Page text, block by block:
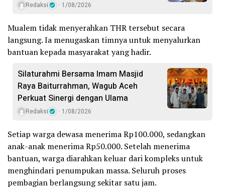
Redaksi 1/08/2026
Mualem tidak menyerahkan THR tersebut secara
langsung. Ia menugaskan timnya untuk menyalurkan
bantuan kepada masyarakat yang hadir.
Silaturahmi Bersama Imam Masjid
Raya Baiturrahman, Wagub Aceh
Perkuat Sinergi dengan Ulama
Redaksi 1/08/2026
Setiap warga dewasa menerima Rp100.000, sedangkan
anak-anak menerima Rp50.000. Setelah menerima
bantuan, warga diarahkan keluar dari kompleks untuk
menghindari penumpukan massa. Seluruh proses
pembagian berlangsung sekitar satu jam.